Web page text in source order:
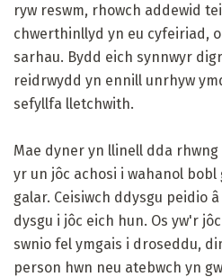
ryw reswm, rhowch addewid
chwerthinllyd yn eu cyfeiriad,
sarhau. Bydd eich synnwyr
reidrwydd yn ennill unrhyw
sefyllfa lletchwith.
Mae dyner yn llinell dda
yr un jôc achosi i wahanol
galar. Ceisiwch ddysgu peidio
dysgu i jôc eich hun. Os yw'r
swnio fel ymgais i droseddu,
person hwn neu atebwch yn